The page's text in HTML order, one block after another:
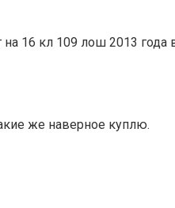
16 кл 109 лош 2013 года
же наверное куплю.